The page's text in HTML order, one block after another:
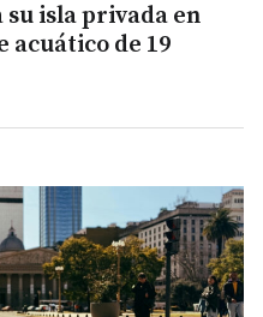
isla privada en
acuático de 19